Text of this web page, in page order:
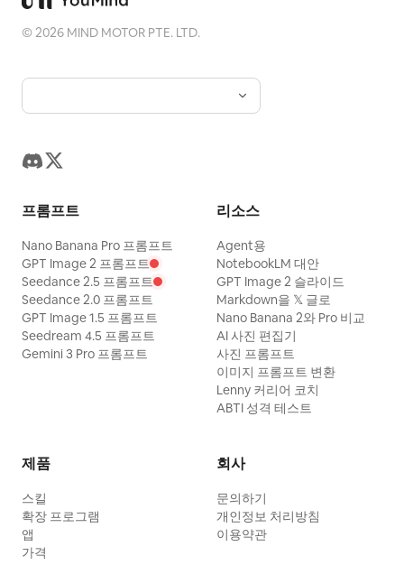
©2026 MIND MOTOR PTE. LTD.
프롬프트
Nano Banana Pro 프롬프트
GPT Image 2 프롬프트
Seedance 2.5 프롬프트
Seedance 2.0 프롬프트
GPT Image 1.5 프롬프트
Seedream 4.5 프롬프트
Gemini 3 Pro 프롬프트
리소스
Agent용
NotebookLM 대안
GPT Image 2 슬라이드
Markdown을 𝕏 글로
Nano Banana 2와 Pro 비교
AI 사진 편집기
사진 프롬프트
이미지 프롬프트 변환
Lenny 커리어 코치
ABTI 성격 테스트
제품
스킬
확장 프로그램
앱
가격
회사
문의하기
개인정보 처리방침
이용약관